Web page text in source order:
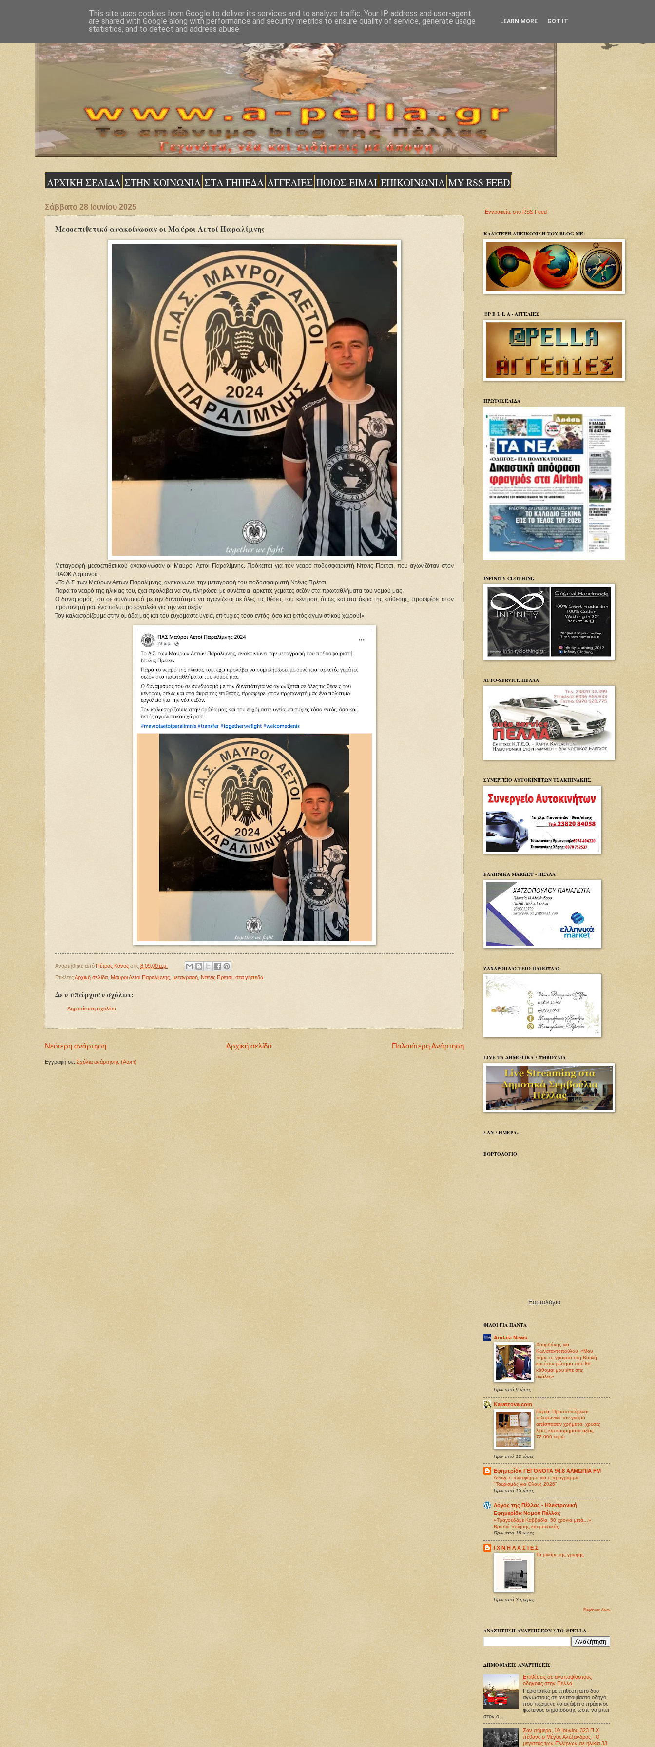
ΑΡΧΙΚΗ ΣΕΛΙΔΑ ΣΤΗΝ ΚΟΙΝΩΝΙΑ ΣΤΑ ΓΗΠΕΔΑ ΑΓΓΕΛΙΕΣ ΠΟΙΟΣ ΕΙΜΑΙ ΕΠΙΚΟΙΝΩΝΙΑ MY RSS FEED
Σάββατο 28 Ιουνίου 2025
Μεσοεπιθετικό ανακοίνωσαν οι Μαύροι Αετοί Παραλίμνης
Μεταγραφή μεσοεπιθετικού ανακοίνωσαν οι Μαύροι Αετοί Παραλίμνης. Πρόκειται για τον νεαρό ποδοσφαιριστή Ντένις Πρέτσι, που αγωνιζόταν στον
ΠΑΟΚ Δαμιανού.
«Το Δ.Σ. των Μαύρων Αετών Παραλίμνης, ανακοινώνει την μεταγραφή του ποδοσφαιριστή Ντένις Πρέτσι.
Παρά το νεαρό της ηλικίας του, έχει προλάβει να συμπληρώσει με συνέπεια  αρκετές γεμάτες σεζόν στα πρωταθλήματα του νομού μας.
Ο δυναμισμός του σε συνδυασμό με την δυνατότητα να αγωνίζεται σε όλες τις θέσεις του κέντρου, όπως και στα άκρα της επίθεσης, προσφέρει στον
προπονητή μας ένα πολύτιμο εργαλείο για την νέα σεζόν.
Τον καλωσορίζουμε στην ομάδα μας και του ευχόμαστε υγεία, επιτυχίες τόσο εντός, όσο και εκτός αγωνιστικού χώρου!»
Αναρτήθηκε από Πέτρος Κάνος στις 8:09:00 μ.μ.
ΕτικέτεςΑρχική σελίδα Μαύροι Αετοί Παραλίμνης μεταγραφή Ντένις Πρέτσι στα γήπεδα
Δεν υπάρχουν σχόλια:
Δημοσίευση σχολίου
Νεότερη ανάρτηση Παλαιότερη Ανάρτηση
Αρχική σελίδα
Εγγραφή σε: Σχόλια ανάρτησης (Atom)
Εγγραφείτε στο RSS Feed
ΚΑΛΥΤΕΡΗ ΑΠΕΙΚΟΝΙΣΗ ΤΟΥ BLOG ΜΕ:
@P E L L A - ΑΓΓΕΛΙΕΣ
ΠΡΩΤΟΣΕΛΙΔΑ
INFINITY CLOTHING
AUTO-SERVICE ΠΕΛΛΑ
ΣΥΝΕΡΓΕΙΟ ΑΥΤΟΚΙΝΗΤΩΝ ΤΣΑΚΠΙΝΑΚΗΣ
ΕΛΛΗΝΙΚΑ MARKET - ΠΕΛΛΑ
ΖΑΧΑΡΟΠΛΑΣΤΕΙΟ ΠΑΠΟΥΛΑΣ
LIVE ΤΑ ΔΗΜΟΤΙΚΑ ΣΥΜΒΟΥΛΙΑ
ΣΑΝ ΣΗΜΕΡΑ...
ΕΟΡΤΟΛΟΓΙΟ
Εορτολόγιο
ΦΙΛΟΙ ΓΙΑ ΠΑΝΤΑ
Aridaia News
Χουρδάκης για
Κωνσταντοπούλου: «Μου
πήρε το γραφείο στη Βουλή
και όταν ρώτησα πού θα
κάθομαι μου είπε στις
σκάλες»
Πριν από 9 ώρες
Karatzova.com
Πιερία: Προσποιούμενοι
τηλεφωνικά τον γιατρό
απέσπασαν χρήματα, χρυσές
λίρες και κοσμήματα αξίας
72.000 ευρώ
Πριν από 12 ώρες
Εφημερίδα ΓΕΓΟΝΟΤΑ 94,8 ΑΛΜΩΠΙΑ FM
Άνοιξε η πλατφόρμα για ο πρόγραμμα
"Τουρισμός για Όλους 2026"
Πριν από 15 ώρες
Λόγος της Πέλλας - Ηλεκτρονική
Εφημερίδα Νομού Πέλλας
«Τραγουδάμε Καββαδία, 50 χρόνια μετά…».
Βραδιά ποίησης και μουσικής
Πριν από 15 ώρες
Ι Χ Ν Η Λ Α Σ Ι Ε Σ
Τα μινόρε της γραφής
Πριν από 3 ημέρες
Εμφάνιση όλων
ΑΝΑΖΗΤΗΣΗ ΑΝΑΡΤΗΣΕΩΝ ΣΤΟ @PELLA
ΔΗΜΟΦΙΛΕΙΣ ΑΝΑΡΤΗΣΕΙΣ
Επιθέσεις σε ανυποψίαστους
οδηγούς στην Πέλλα
Περιστατικό με επίθεση από δύο
αγνώστους σε ανυποψίαστο οδηγό
που περίμενε να ανάψει ο πράσινος
φωτεινός σηματοδότης ώστε να μπει
στον ο...
Σαν σήμερα, 10 Ιουνίου 323 Π.Χ.
πέθανε ο Μέγας Αλέξανδρος - Ο
μέγιστος των Ελλήνων σε ηλικία 33
This site uses cookies from Google to deliver its services and to analyze traffic. Your IP address and user-agent
are shared with Google along with performance and security metrics to ensure quality of service, generate usage
statistics, and to detect and address abuse.
LEARN MORE GOT IT